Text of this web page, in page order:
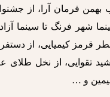
فرمان آرا، از
شهر فرنگ تا سینما
خطر قرمز کیمیایی، از
تقوایی، از نخل
و …